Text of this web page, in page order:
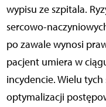
wypisu ze szpitala.
sercowo-
po zawale wynosi
pacjent umiera w
incydencie. Wielu
optymalizacji